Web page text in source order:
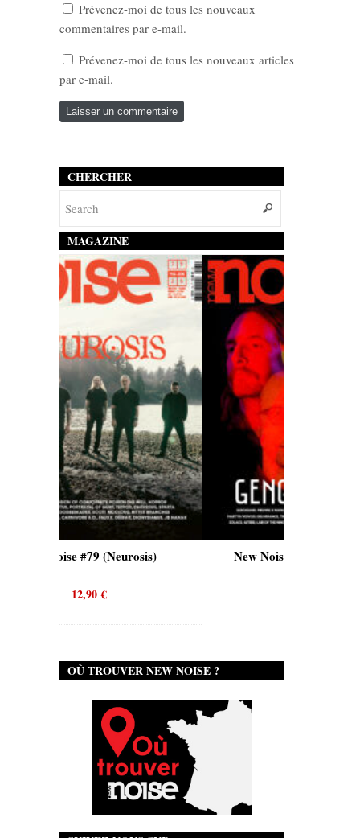
Prévenez-moi de tous les nouveaux
commentaires par e-mail.
Prévenez-moi de tous les nouveaux articles
par e-mail.
CHERCHER
MAGAZINE
#79 (Neurosis) New Noise #80 (Genghis Tron)
OÙ TROUVER NEW NOISE ?